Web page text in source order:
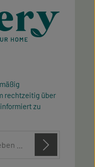
rechtzeitig über
zu